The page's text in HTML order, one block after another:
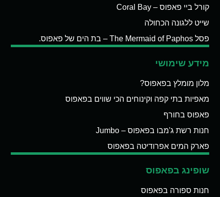
קורל ביי פאפוס – Coral Bay
שייט ללגונה הכחולה
פסל The Mermaid of Paphos – בת הים של פאפוס.
מידע שימושי
מלון מומלץ בפאפוס?
מאפיות בתי קפה וקינוחים הכי שווים בפאפוס
פאפוס בחורף
חנות רשת ג'מבו בפאפוס – Jumbo
פארק המים אפרודיטה בפאפוס
שופינג בפאפוס
חנות ספורה בפאפוס